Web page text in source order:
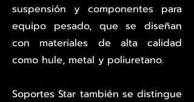
suspensión y componentes para
equipo pesado, que se diseñan
con materiales de alta calidad
como hule, metal y poliuretano.
Soportes Star también se distingue